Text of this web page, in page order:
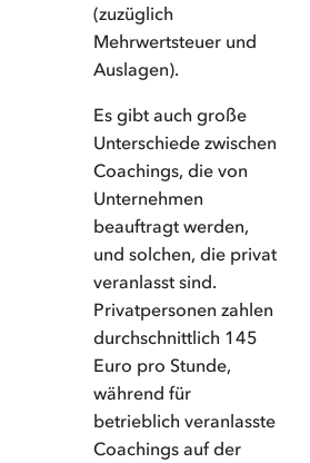
(zuzüglich
Mehrwertsteuer und
Auslagen).
Es gibt auch große
Unterschiede zwischen
Coachings, die von
Unternehmen
beauftragt werden,
und solchen, die privat
veranlasst sind.
Privatpersonen zahlen
durchschnittlich 145
Euro pro Stunde,
während für
betrieblich veranlasste
Coachings auf der